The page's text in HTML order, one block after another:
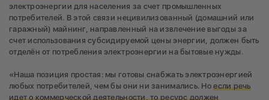
электроэнергии для населения за счет промышленных
потребителей. В этой связи нецивилизованный (домашний или
гаражный) майнинг, направленный на извлечение выгоды за
счет использования субсидируемой цены энергии, должен быть
отделён от потребления электроэнергии на бытовые нужды.
«Наша позиция простая: мы готовы снабжать электроэнергией
любых потребителей, чем бы они ни занимались. Ноесли речь
идет о коммерческой деятельности, то ресурс должен